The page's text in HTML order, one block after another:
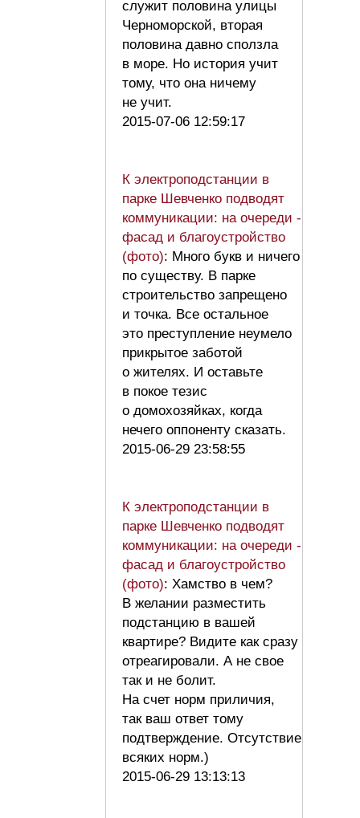
служит половина улицы
Черноморской, вторая
половина давно сползла
в море. Но история учит
тому, что она ничему
не учит.
2015-07-06 12:59:17
К электроподстанции в
парке Шевченко подводят
коммуникации: на очереди -
фасад и благоустройство
(фото): Много букв и ничего
по существу. В парке
строительство запрещено
и точка. Все остальное
это преступление неумело
прикрытое заботой
о жителях. И оставьте
в покое тезис
о домохозяйках, когда
нечего оппоненту сказать.
2015-06-29 23:58:55
К электроподстанции в
парке Шевченко подводят
коммуникации: на очереди -
фасад и благоустройство
(фото): Хамство в чем?
В желании разместить
подстанцию в вашей
квартире? Видите как сразу
отреагировали. А не свое
так и не болит.
На счет норм приличия,
так ваш ответ тому
подтверждение. Отсутствие
всяких норм.)
2015-06-29 13:13:13